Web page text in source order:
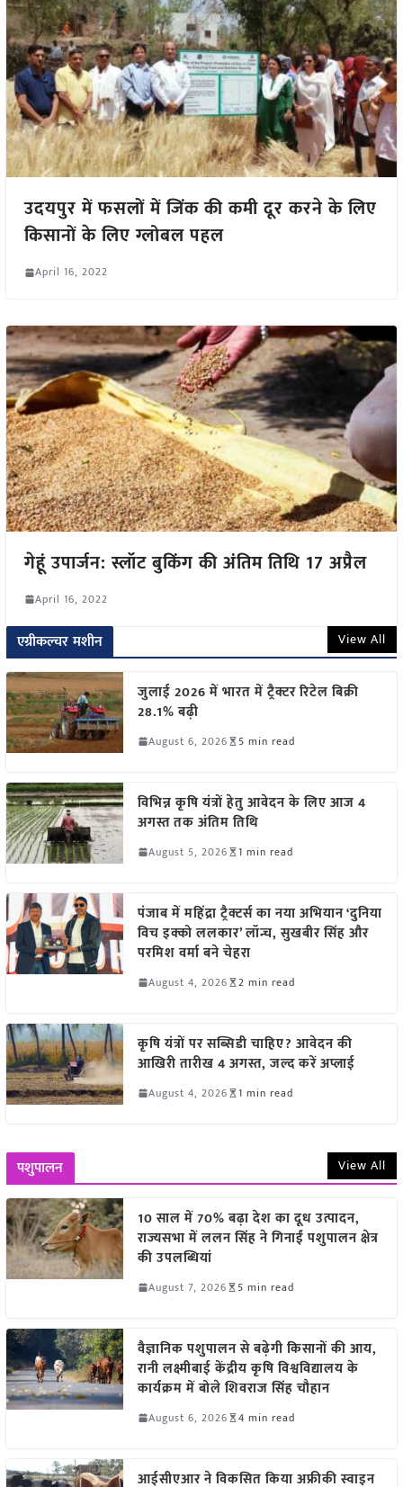
उदयपुर में फसलों में जिंक की कमी दूर करने के लिए
किसानों के लिए ग्लोबल पहल
April 16, 2022
गेहूं उपार्जन: स्लॉट बुकिंग की अंतिम तिथि 17 अप्रैल
April 16, 2022
एग्रीकल्चर मशीन View All
जुलाई 2026 में भारत में ट्रैक्टर रिटेल बिक्री
28.1% बढ़ी
August 6, 2026 5 min read
विभिन्न कृषि यंत्रों हेतु आवेदन के लिए आज 4
अगस्त तक अंतिम तिथि
August 5, 2026 1 min read
पंजाब में महिंद्रा ट्रैक्टर्स का नया अभियान ‘दुनिया
विच इक्को ललकार’ लॉन्च, सुखबीर सिंह और
परमिश वर्मा बने चेहरा
August 4, 2026 2 min read
कृषि यंत्रों पर सब्सिडी चाहिए? आवेदन की
आखिरी तारीख 4 अगस्त, जल्द करें अप्लाई
August 4, 2026 1 min read
पशुपालन View All
10 साल में 70% बढ़ा देश का दूध उत्पादन,
राज्यसभा में ललन सिंह ने गिनाईं पशुपालन क्षेत्र
की उपलब्धियां
August 7, 2026 5 min read
वैज्ञानिक पशुपालन से बढ़ेगी किसानों की आय,
रानी लक्ष्मीबाई केंद्रीय कृषि विश्वविद्यालय के
कार्यक्रम में बोले शिवराज सिंह चौहान
August 6, 2026 4 min read
आईसीएआर ने विकसित किया अफ्रीकी स्वाइन